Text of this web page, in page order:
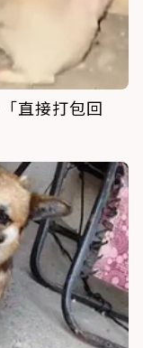
直接打包回